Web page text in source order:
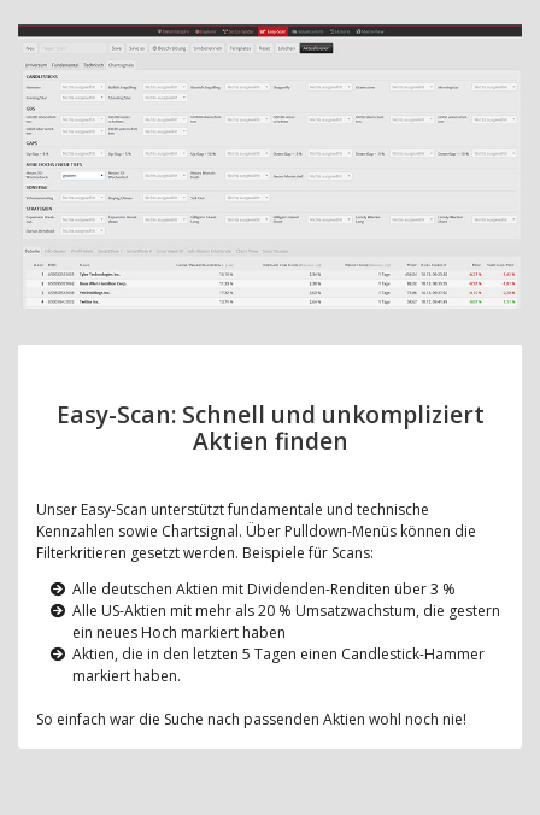
Easy-Scan: Schnell und unkompliziert
Aktien finden
Unser Easy-Scan unterstützt fundamentale und technische
Kennzahlen sowie Chartsignal. Über Pulldown-Menüs können die
Filterkritieren gesetzt werden. Beispiele für Scans:
Alle deutschen Aktien mit Dividenden-Renditen über 3 %
Alle US-Aktien mit mehr als 20 % Umsatzwachstum, die gestern
ein neues Hoch markiert haben
Aktien, die in den letzten 5 Tagen einen Candlestick-Hammer
markiert haben.
So einfach war die Suche nach passenden Aktien wohl noch nie!